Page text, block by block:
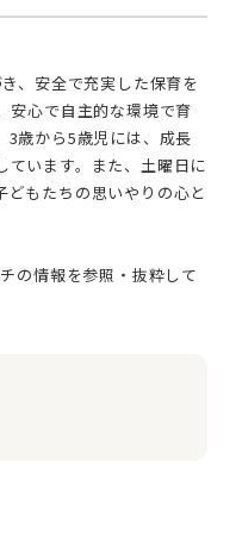
安心で自主的な環境で育
3歳から5歳児には、成長
ています。また、土曜日に
もたちの思いやりの心と
の情報を参照・抜粋して